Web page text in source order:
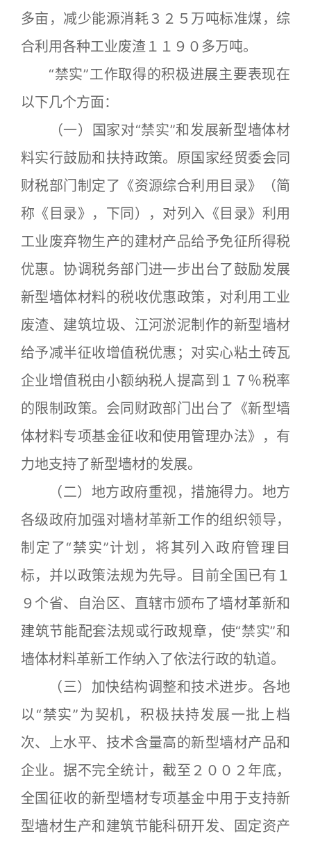
多亩，减少能源消耗３２５万吨标准煤，综
合利用各种工业废渣１１９０多万吨。
“禁实”工作取得的积极进展主要表现在
以下几个方面：
（一）国家对“禁实”和发展新型墙体材
料实行鼓励和扶持政策。原国家经贸委会同
财税部门制定了《资源综合利用目录》（简
称《目录》，下同），对列入《目录》利用
工业废弃物生产的建材产品给予免征所得税
优惠。协调税务部门进一步出台了鼓励发展
新型墙体材料的税收优惠政策，对利用工业
废渣、建筑垃圾、江河淤泥制作的新型墙材
给予减半征收增值税优惠；对实心粘土砖瓦
企业增值税由小额纳税人提高到１７％税率
的限制政策。会同财政部门出台了《新型墙
体材料专项基金征收和使用管理办法》，有
力地支持了新型墙材的发展。
（二）地方政府重视，措施得力。地方
各级政府加强对墙材革新工作的组织领导，
制定了“禁实”计划，将其列入政府管理目
标，并以政策法规为先导。目前全国已有１
９个省、自治区、直辖市颁布了墙材革新和
建筑节能配套法规或行政规章，使“禁实”和
墙体材料革新工作纳入了依法行政的轨道。
（三）加快结构调整和技术进步。各地
以“禁实”为契机，积极扶持发展一批上档
次、上水平、技术含量高的新型墙材产品和
企业。据不完全统计，截至２００２年底，
全国征收的新型墙材专项基金中用于支持新
型墙材生产和建筑节能科研开发、固定资产